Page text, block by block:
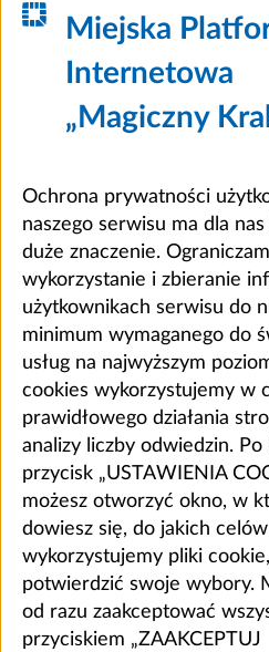
Miejska
Internetowa
„Magiczny
Ochrona prywatności
naszego serwisu ma dla
duże znaczenie.
wykorzystanie i zbieranie
użytkownikach serwisu do
minimum wymaganego do
usług na najwyższym
cookies wykorzystujemy w
prawidłowego działania
analizy liczby odwiedzin.
przycisk „USTAWIENIA
możesz otworzyć okno, w
dowiesz się, do jakich celów
wykorzystujemy pliki
potwierdzić swoje wybory.
od razu zaakceptować
przyciskiem „ZAAKCEPTUJ